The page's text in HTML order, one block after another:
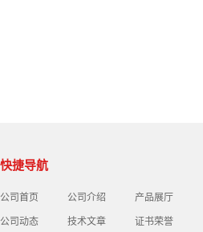
快捷导航
公司首页 公司介绍 产品展厅
公司动态 技术文章 证书荣誉